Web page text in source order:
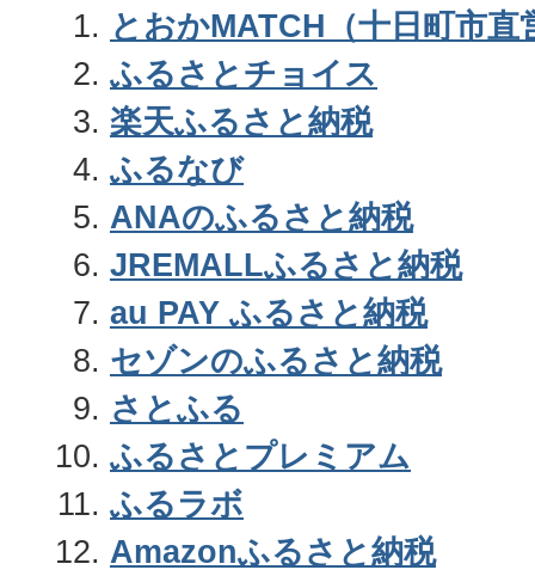
とおかMATCH（十日町市直
ふるさとチョイス
楽天ふるさと納税
ふるなび
ANAのふるさと納税
JREMALLふるさと納税
au PAY ふるさと納税
セゾンのふるさと納税
さとふる
ふるさとプレミアム
ふるラボ
Amazonふるさと納税